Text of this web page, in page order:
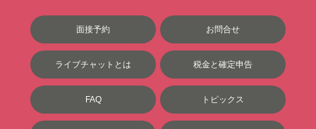
面接予約 お問合せ
ライブチャットとは 税金と確定申告
FAQ トピックス